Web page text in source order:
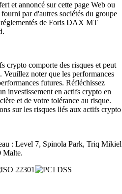
et annoncé sur cette page Web ou
fourni par d'autres sociétés du groupe
réglementés de Foris DAX MT
crypto comporte des risques et peut
Veuillez noter que les performances
futures. Réfléchissez
investissement en actifs crypto en
et de votre tolérance au risque.
sur les risques liés aux actifs crypto
: Level 7, Spinola Park, Triq Mikiel
Malte.